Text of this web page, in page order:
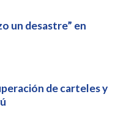
un desastre” en
de carteles y